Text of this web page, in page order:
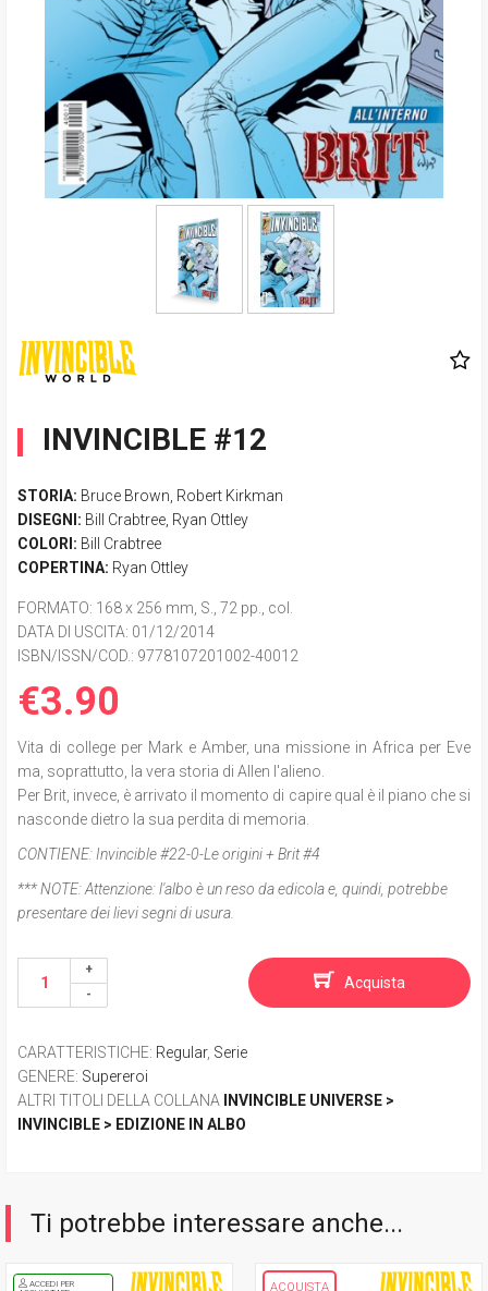
INVINCIBLE #12
STORIA: Bruce Brown Robert Kirkman
DISEGNI: Bill Crabtree Ryan Ottley
COLORI: Bill Crabtree
COPERTINA: Ryan Ottley
FORMATO: 168 x 256 mm, S., 72 pp., col.
DATA DI USCITA: 01/12/2014
ISBN/ISSN/COD.: 9778107201002-40012
€3.90
Vita di college per Mark e Amber, una missione in Africa per Eve
ma, soprattutto, la vera storia di Allen l'alieno.
Per Brit, invece, è arrivato il momento di capire qual è il piano che si
nasconde dietro la sua perdita di memoria.
CONTIENE: Invincible #22-0-Le origini + Brit #4
*** NOTE:Attenzione: l'albo è un reso da edicola e, quindi, potrebbe
presentare dei lievi segni di usura.
Acquista
CARATTERISTICHE: Regular, Serie
GENERE: Supereroi
ALTRI TITOLI DELLA COLLANA
INVINCIBLE UNIVERSE >
INVINCIBLE > EDIZIONE IN ALBO
Ti potrebbe interessare anche...
ACCEDI PER
ACQUISTA